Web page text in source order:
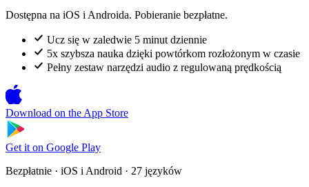
Dostępna na iOS i Androida. Pobieranie bezpłatne.
Ucz się w zaledwie 5 minut dziennie
5x szybsza nauka dzięki powtórkom rozłożonym w czasie
Pełny zestaw narzędzi audio z regulowaną prędkością
Download on the App Store
Get it on Google Play
Bezpłatnie · iOS i Android · 27 języków